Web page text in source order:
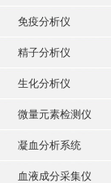
免疫分析仪
精子分析仪
生化分析仪
微量元素检测仪
凝血分析系统
血液成分采集仪